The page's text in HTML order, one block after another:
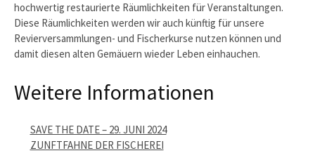
hochwertig restaurierte Räumlichkeiten für Veranstaltungen.
Diese Räumlichkeiten werden wir auch künftig für unsere
Revierversammlungen- und Fischerkurse nutzen können und
damit diesen alten Gemäuern wieder Leben einhauchen.
Weitere Informationen
SAVE THE DATE – 29. JUNI 2024
ZUNFTFAHNE DER FISCHEREI